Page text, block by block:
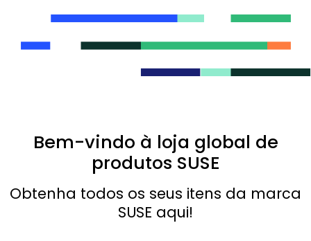
Bem-vindo à loja global de
produtos SUSE
Obtenha todos os seus itens da marca
SUSE aqui!